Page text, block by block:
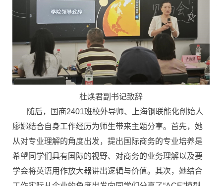
杜焕君副书记致辞
随后，国商2401班校外导师、上海钢联能化创始人
廖娜结合自身工作经历为师生带来主题分享。首先，她
从对专业理解的角度出发，提出国际商务的专业培养是
希望同学们具有国际的视野、对商务的业务理解以及要
学会将英语用作放大器讲出逻辑与价值。其次，她结合